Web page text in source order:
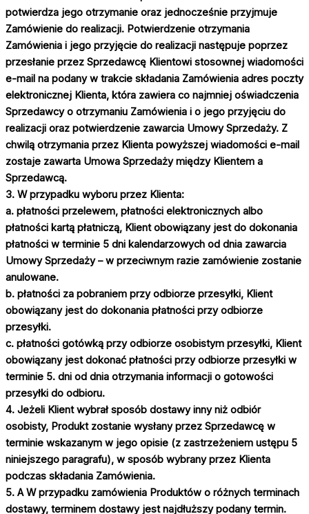
potwierdza jego otrzymanie oraz jednocześnie przyjmuje
Zamówienie do realizacji. Potwierdzenie otrzymania
Zamówienia i jego przyjęcie do realizacji następuje poprzez
przesłanie przez Sprzedawcę Klientowi stosownej wiadomości
e-mail na podany w trakcie składania Zamówienia adres poczty
elektronicznej Klienta, która zawiera co najmniej oświadczenia
Sprzedawcy o otrzymaniu Zamówienia i o jego przyjęciu do
realizacji oraz potwierdzenie zawarcia Umowy Sprzedaży. Z
chwilą otrzymania przez Klienta powyższej wiadomości e-mail
zostaje zawarta Umowa Sprzedaży między Klientem a
Sprzedawcą.
3. W przypadku wyboru przez Klienta:
a. płatności przelewem, płatności elektronicznych albo
płatności kartą płatniczą, Klient obowiązany jest do dokonania
płatności w terminie 5 dni kalendarzowych od dnia zawarcia
Umowy Sprzedaży – w przeciwnym razie zamówienie zostanie
anulowane.
b. płatności za pobraniem przy odbiorze przesyłki, Klient
obowiązany jest do dokonania płatności przy odbiorze
przesyłki.
c. płatności gotówką przy odbiorze osobistym przesyłki, Klient
obowiązany jest dokonać płatności przy odbiorze przesyłki w
terminie 5. dni od dnia otrzymania informacji o gotowości
przesyłki do odbioru.
4. Jeżeli Klient wybrał sposób dostawy inny niż odbiór
osobisty, Produkt zostanie wysłany przez Sprzedawcę w
terminie wskazanym w jego opisie (z zastrzeżeniem ustępu 5
niniejszego paragrafu), w sposób wybrany przez Klienta
podczas składania Zamówienia.
5. A W przypadku zamówienia Produktów o różnych terminach
dostawy, terminem dostawy jest najdłuższy podany termin.